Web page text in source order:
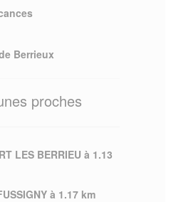
Berrieux
proches
LES BERRIEU à 1.13
à 1.17 km